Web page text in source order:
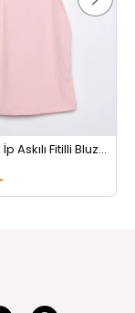
Kız Çocuk İp Askılı Fitilli Bluz Pudra